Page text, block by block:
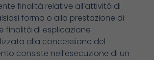
finalità relative all’attività di
forma o alla prestazione di
finalità di esplicazione
alla concessione del
consiste nell’esecuzione di un